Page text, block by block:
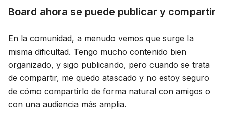
Board ahora se puede publicar y compartir
En la comunidad, a menudo vemos que surge la
misma dificultad. Tengo mucho contenido bien
organizado, y sigo publicando, pero cuando se trata
de compartir, me quedo atascado y no estoy seguro
de cómo compartirlo de forma natural con amigos o
con una audiencia más amplia.